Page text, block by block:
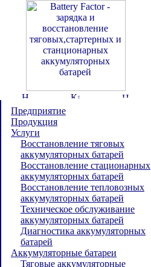
Предприятие
Продукция
Услуги
Восстановление тяговых
аккумуляторных батарей
Восстановление стационарных
аккумуляторных батарей
Восстановление тепловозных
аккумуляторных батарей
Техническое обслуживание
аккумуляторных батарей
Диагностика аккумуляторных
батарей
Аккумуляторные батареи
Тяговые аккумуляторные